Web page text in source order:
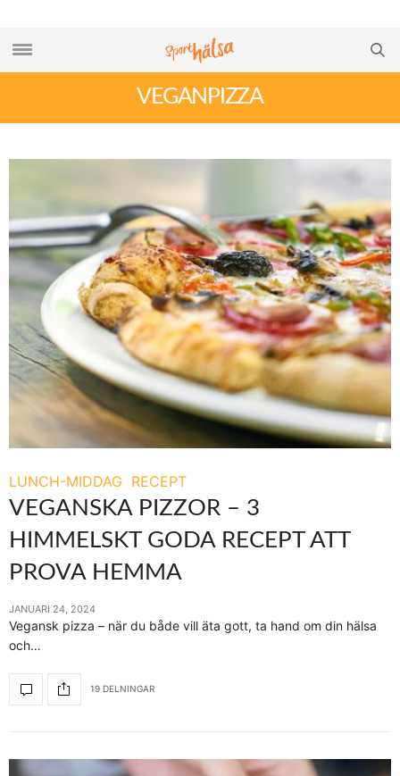
VEGANPIZZA
LUNCH-MIDDAG RECEPT
VEGANSKA PIZZOR – 3
HIMMELSKT GODA RECEPT ATT
PROVA HEMMA
JANUARI 24, 2024
Vegansk pizza – när du både vill äta gott, ta hand om din hälsa
och…
19 DELNINGAR